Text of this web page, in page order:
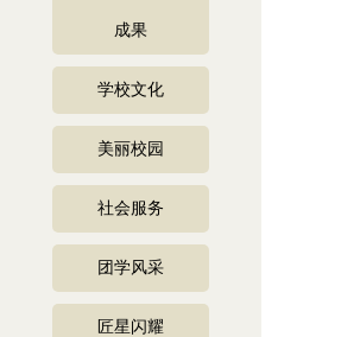
成果
学校文化
美丽校园
社会服务
团学风采
匠星闪耀